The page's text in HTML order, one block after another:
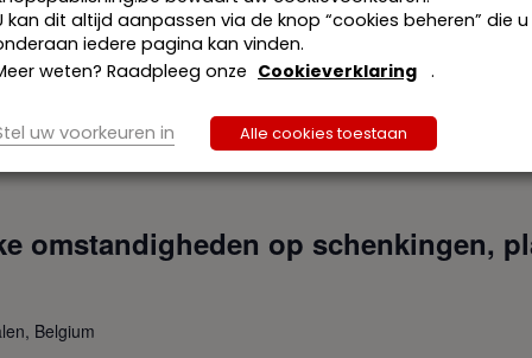
schenkingen en legaten, erf- en registratiebelasting
bij Tiberghien, gespecialiseerd in Belgische
en erfrecht, schenkingen en legaten,
omstandigheden op schenkingen,
Belgium
kan dit altijd aanpassen via de knop “cookies beheren” die u
iedere pagina kan vinden.
weten? Raadpleeg onze Cookieverklaring .
uw voorkeuren in Alle cookies toestaan